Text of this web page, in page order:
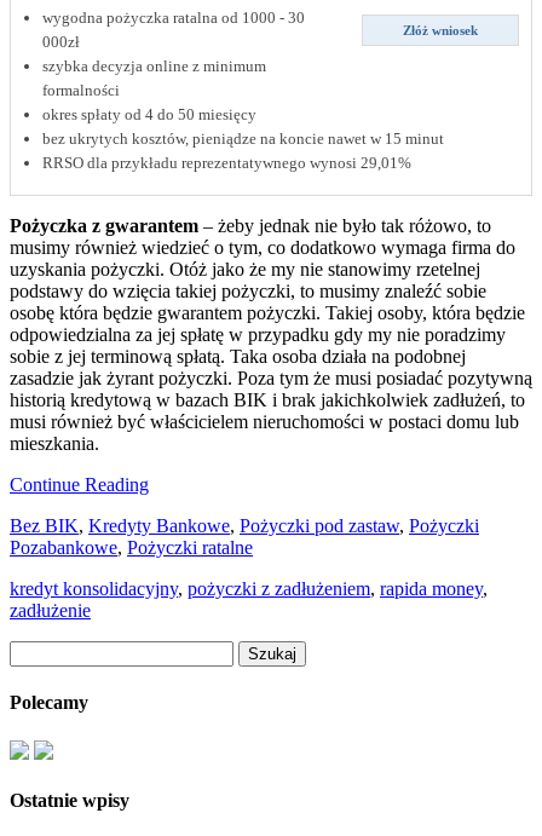
Złóż wniosek
wygodna pożyczka ratalna od 1000 - 30
000zł
szybka decyzja online z minimum
formalności
okres spłaty od 4 do 50 miesięcy
bez ukrytych kosztów, pieniądze na koncie nawet w 15 minut
RRSO dla przykładu reprezentatywnego wynosi 29,01%
Pożyczka z gwarantem – żeby jednak nie było tak różowo, to
musimy również wiedzieć o tym, co dodatkowo wymaga firma do
uzyskania pożyczki. Otóż jako że my nie stanowimy rzetelnej
podstawy do wzięcia takiej pożyczki, to musimy znaleźć sobie
osobę która będzie gwarantem pożyczki. Takiej osoby, która będzie
odpowiedzialna za jej spłatę w przypadku gdy my nie poradzimy
sobie z jej terminową spłatą. Taka osoba działa na podobnej
zasadzie jak żyrant pożyczki. Poza tym że musi posiadać pozytywną
historią kredytową w bazach BIK i brak jakichkolwiek zadłużeń, to
musi również być właścicielem nieruchomości w postaci domu lub
mieszkania.
Continue Reading
Bez BIK, Kredyty Bankowe, Pożyczki pod zastaw, Pożyczki
Pozabankowe, Pożyczki ratalne
kredyt konsolidacyjny, pożyczki z zadłużeniem, rapida money,
zadłużenie
Polecamy
Ostatnie wpisy